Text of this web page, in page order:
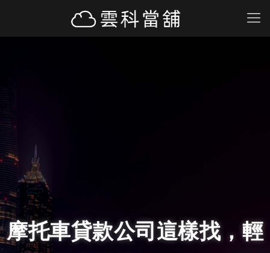
摩托車貸款公司這樣找，輕